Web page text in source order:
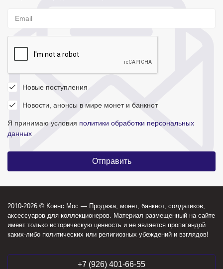
Новые поступления
Новости, анонсы в мире монет и банкнот
Я принимаю условия политики обработки персональных
данных
2010-2026 © Коинс Мос — Продажа, монет, банкнот, солдатиков,
аксессуаров для коллекционеров. Материал размещенный на сайте
имеет только историческую ценность и не является пропагандой
каких-либо политических или религиозных убеждений и взглядов!
+7 (926) 401-66-55